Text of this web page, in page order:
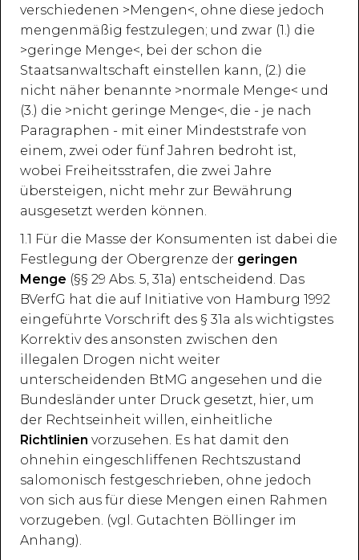
verschiedenen >Mengen<, ohne diese jedoch
mengenmäßig festzulegen; und zwar (1.) die
>geringe Menge<, bei der schon die
Staatsanwaltschaft einstellen kann, (2.) die
nicht näher benannte >normale Menge< und
(3.) die >nicht geringe Menge<, die - je nach
Paragraphen - mit einer Mindeststrafe von
einem, zwei oder fünf Jahren bedroht ist,
wobei Freiheitsstrafen, die zwei Jahre
übersteigen, nicht mehr zur Bewährung
ausgesetzt werden können.
1.1 Für die Masse der Konsumenten ist dabei die
Festlegung der Obergrenze der geringen
Menge (§§ 29 Abs. 5, 31a) entscheidend. Das
BVerfG hat die auf Initiative von Hamburg 1992
eingeführte Vorschrift des § 31a als wichtigstes
Korrektiv des ansonsten zwischen den
illegalen Drogen nicht weiter
unterscheidenden BtMG angesehen und die
Bundesländer unter Druck gesetzt, hier, um
der Rechtseinheit willen, einheitliche
Richtlinien vorzusehen. Es hat damit den
ohnehin eingeschliffenen Rechtszustand
salomonisch festgeschrieben, ohne jedoch
von sich aus für diese Mengen einen Rahmen
vorzugeben. (vgl. Gutachten Böllinger im
Anhang).